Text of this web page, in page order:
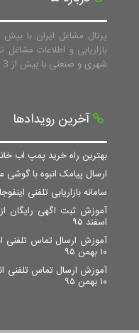
پرتال مشاغل ایران با
بازاریابی و اطلاعات
شهری و صنعتی با بیش از 3 میلیون اطلاعات جمع آوری نماید.
آخرین رویدادها
بهترین راه خرید پمپ اب
ارسال پیامک انبوه با گوشی
سامانه بازاریابی تلفنی
آموزش ثبت اگهی رایگان
اسفند ۹۵
آموزش ارسال تماس تلفنی
۱۰ بهمن ۹۵
آموزش ارسال تماس تلفنی
۱۰ بهمن ۹۵